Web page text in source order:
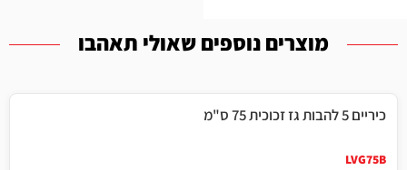
מוצרים נוספים שאולי תאהבו
כיריים 5 להבות גז זכוכית 75 ס"מ
LVG75B